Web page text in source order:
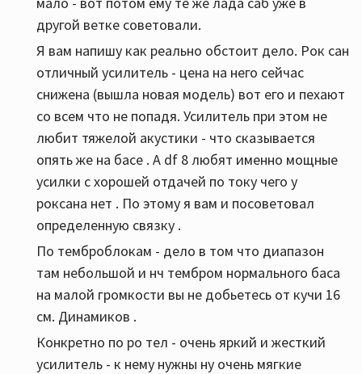
другой ветке советовали.
Я вам напишу как реально обстоит дело. Рок сан
отличный усилитель - цена на него сейчас
снижена (вышла новая модель) вот его и пехают
со всем что не попадя. Усилитель при этом не
любит тяжелой акустики - что сказывается
опять же на басе . А df 8 любят именно мощные
усилки с хорошей отдачей по току чего у
роксана нет . По этому я вам и посоветовал
определенную связку .
По темброблокам - дело в том что диапазон
там небольшой и нч тембром нормального баса
на малой громкости вы не добьетесь от кучи 16
см. Динамиков .
Конкретно по ро тел - очень яркий и жесткий
усилитель - к нему нужны ну очень мягкие